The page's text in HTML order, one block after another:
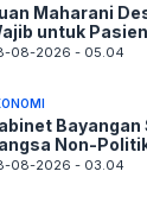
Maharani
untuk
08-2026 - 05.04
Bayangan
Non-
08-2026 - 03.04